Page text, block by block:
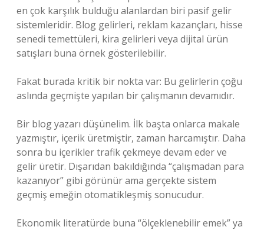
en çok karşılık bulduğu alanlardan biri pasif gelir
sistemleridir. Blog gelirleri, reklam kazançları, hisse
senedi temettüleri, kira gelirleri veya dijital ürün
satışları buna örnek gösterilebilir.
Fakat burada kritik bir nokta var: Bu gelirlerin çoğu
aslında geçmişte yapılan bir çalışmanın devamıdır.
Bir blog yazarı düşünelim. İlk başta onlarca makale
yazmıştır, içerik üretmiştir, zaman harcamıştır. Daha
sonra bu içerikler trafik çekmeye devam eder ve
gelir üretir. Dışarıdan bakıldığında “çalışmadan para
kazanıyor” gibi görünür ama gerçekte sistem
geçmiş emeğin otomatikleşmiş sonucudur.
Ekonomik literatürde buna “ölçeklenebilir emek” ya